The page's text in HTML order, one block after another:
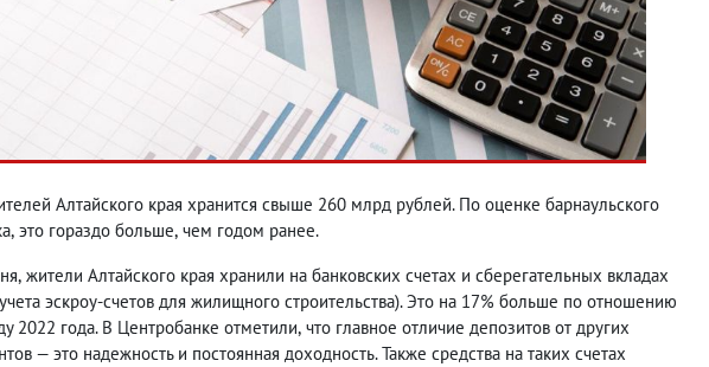
Алтайского края хранится свыше 260 млрд рублей. По оценке барнаульского
, это гораздо больше, чем годом ранее.
, жители Алтайского края хранили на банковских счетах и сберегательных вкладах
эскроу-счетов для жилищного строительства). Это на 17% больше по отношению
2022 года. В Центробанке отметили, что главное отличие депозитов от других
— это надежность и постоянная доходность. Также средства на таких счетах